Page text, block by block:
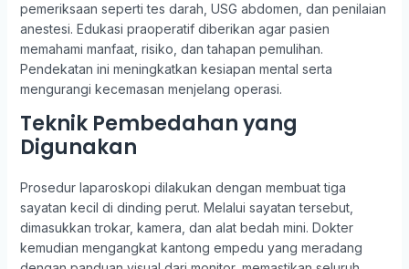
pemeriksaan seperti tes darah, USG abdomen, dan penilaian
anestesi. Edukasi praoperatif diberikan agar pasien
memahami manfaat, risiko, dan tahapan pemulihan.
Pendekatan ini meningkatkan kesiapan mental serta
mengurangi kecemasan menjelang operasi.
Teknik Pembedahan yang
Digunakan
Prosedur laparoskopi dilakukan dengan membuat tiga
sayatan kecil di dinding perut. Melalui sayatan tersebut,
dimasukkan trokar, kamera, dan alat bedah mini. Dokter
kemudian mengangkat kantong empedu yang meradang